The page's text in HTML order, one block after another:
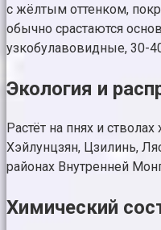
с жёлтым оттенком,
обычно срастаются
узкобулавовидные, 30-
Экология и
Растёт на пнях и
Хэйлунцзян, Цзилинь,
районах Внутренней
Химический